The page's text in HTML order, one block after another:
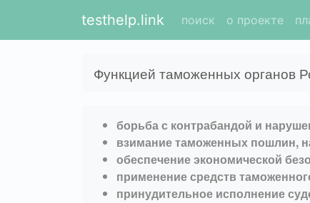
testhelp.link поиск о проекте
Функцией таможенных органов
борьба с контрабандой и
взимание таможенных пошлин,
обеспечение экономической
применение средств
принудительное исполнение